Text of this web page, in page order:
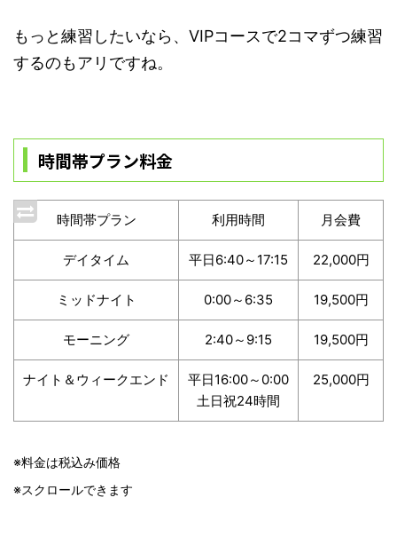
もっと練習したいなら、VIPコースで2コマずつ練習
するのもアリですね。
時間帯プラン料金
時間帯プラン 利用時間 月会費
デイタイム 平日6:40～17:15 22,000円
ミッドナイト 0:00～6:35 19,500円
モーニング 2:40～9:15 19,500円
ナイト＆ウィークエンド
平日16:00～0:00
土日祝24時間
25,000円
※料金は税込み価格
※スクロールできます